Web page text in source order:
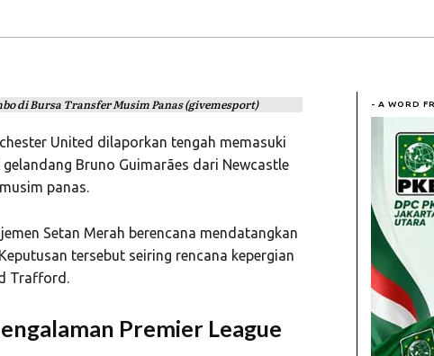
di Bursa Transfer Musim Panas (givemesport)
United dilaporkan tengah memasuki
Bruno Guimarães dari Newcastle
panas.
Setan Merah berencana mendatangkan
tersebut seiring rencana kepergian
Trafford.
Premier League
- A WORD